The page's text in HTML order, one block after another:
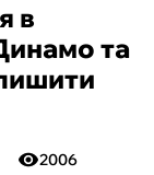
в
та
2006